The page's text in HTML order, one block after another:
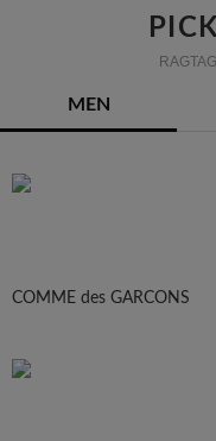
MEN
COMME des GARCONS